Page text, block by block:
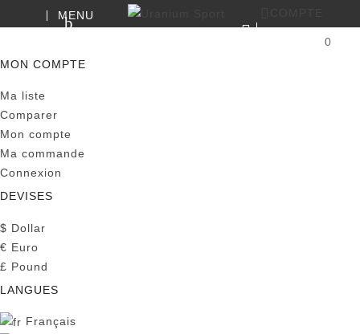
MENU
0
MON COMPTE
Ma liste
Comparer
Mon compte
Ma commande
Connexion
DEVISES
$ Dollar
€ Euro
£ Pound
LANGUES
Français